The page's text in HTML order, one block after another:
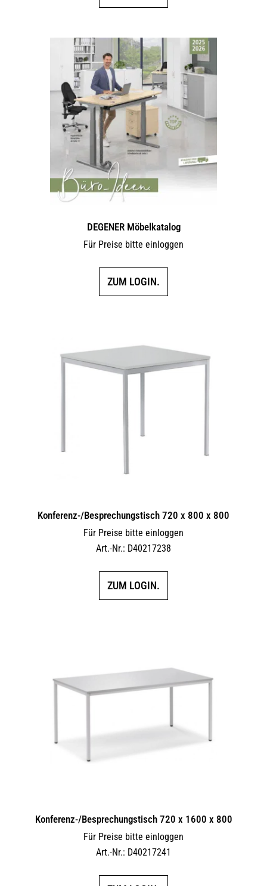
DEGENER Möbelkatalog
Für Preise bitte einloggen
ZUM LOGIN.
Konferenz-/Besprechungstisch 720 x 800 x 800
Für Preise bitte einloggen
Art.-Nr.: D40217238
ZUM LOGIN.
Konferenz-/Besprechungstisch 720 x 1600 x 800
Für Preise bitte einloggen
Art.-Nr.: D40217241